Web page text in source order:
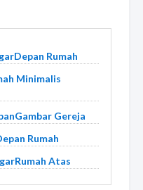
Rumah
Minimalis
Gereja
Rumah
Atas